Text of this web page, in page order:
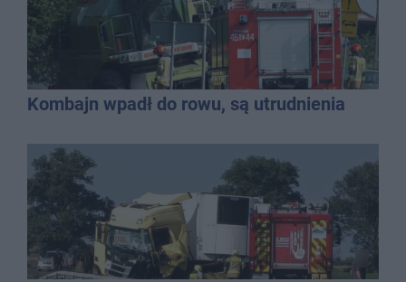
Kombajn wpadł do rowu, są utrudnienia